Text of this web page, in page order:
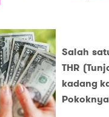
Salah
THR
kadang